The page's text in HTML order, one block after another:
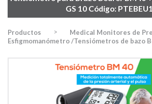
GS 10 Código:
Productos > Medical Monitores de
Esfigmomanómetro /Tensiómetros de bazo